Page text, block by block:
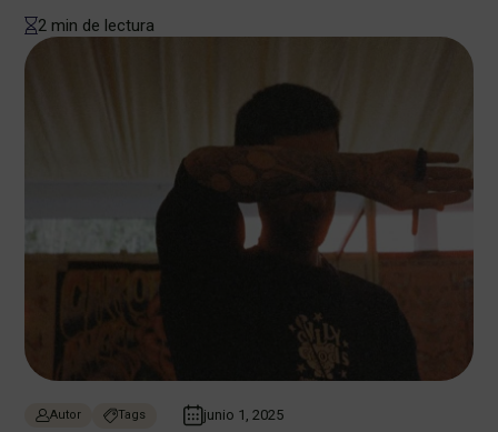
2 min de lectura
Autor Tags junio 1, 2025